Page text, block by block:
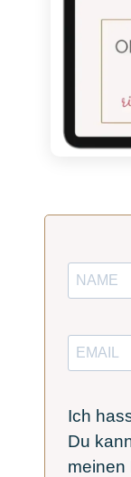
Ich
Du
meinen